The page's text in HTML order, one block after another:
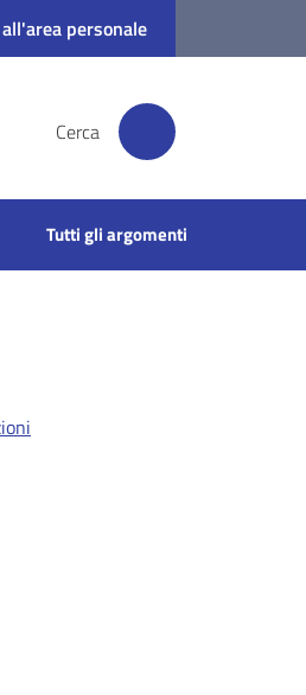
personale
Cerca
Tutti gli argomenti